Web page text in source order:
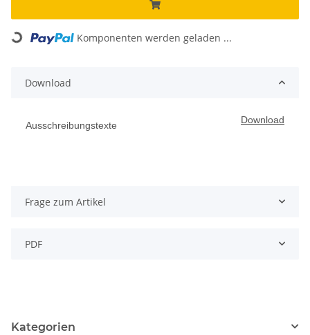
Loading... Komponenten werden geladen ...
Download
Ausschreibungstexte Download
Frage zum Artikel
PDF
Kategorien